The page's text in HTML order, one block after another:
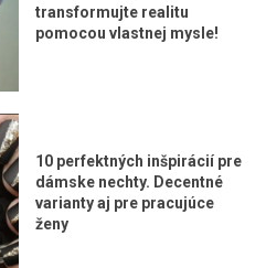
transformujte realitu
pomocou vlastnej mysle!
10 perfektných inšpirácií pre
dámske nechty. Decentné
varianty aj pre pracujúce
ženy